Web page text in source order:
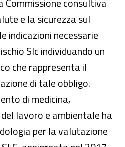
Commissione consultiva
e la sicurezza sul
indicazioni necessarie
Slc individuando un
che rappresenta il
di tale obbligo.
di medicina,
lavoro e ambientale ha
per la valutazione